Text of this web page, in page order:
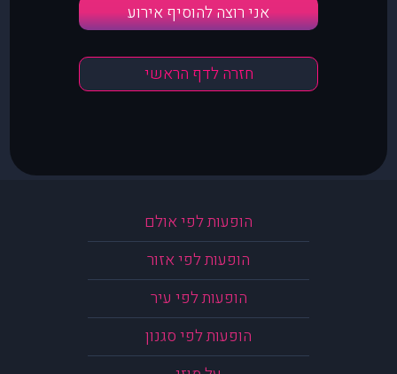
אני רוצה להוסיף אירוע
חזרה לדף הראשי
הופעות לפי אולם
הופעות לפי אזור
הופעות לפי עיר
הופעות לפי סגנון